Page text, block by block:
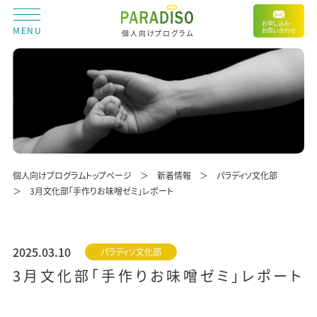
MENU 個人向けプログラム
お申し込み・
お問い合わせ
個人向けプログラムトップページ 新着情報
パラディソ文化部
3月文化部「手作りお味噌ゼミ」レポート
2025.03.10 パラディソ文化部
3月文化部「手作りお味噌ゼミ」レポート